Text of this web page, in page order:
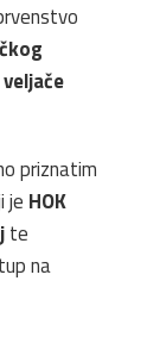
priznatim
je HOK
te
na